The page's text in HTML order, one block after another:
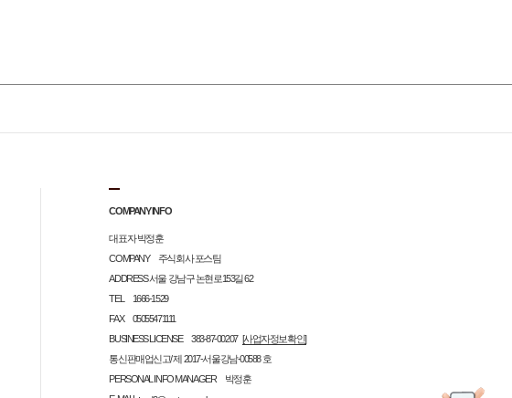
COMPANY INFO
대표자 박정훈
COMPANY 주식회사 포스팀
ADDRESS 서울 강남구 논현로153길 62
TEL 1666-1529
FAX 05055471111
BUSINESS LICENSE 383-87-00207 [사업자정보확인]
통신판매업신고/ 제 2017-서울강남-00588 호
PERSONAL INFO MANAGER 박정훈